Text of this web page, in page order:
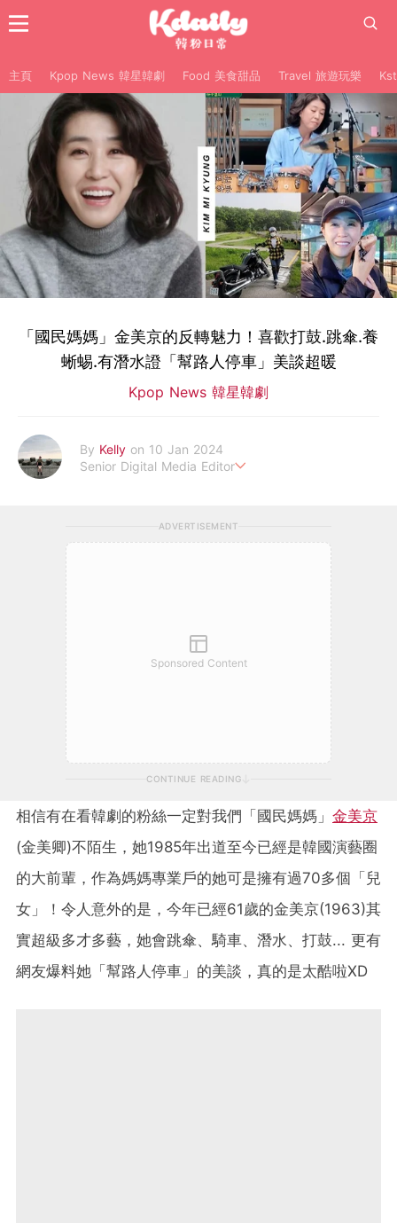
主頁 Kpop News 韓星韓劇 Food 美食甜品 Travel 旅遊玩樂
「國民媽媽」金美京的反轉魅力！喜歡打鼓.跳傘.養
蜥蜴.有潛水證「幫路人停車」美談超暖
Kpop News 韓星韓劇
By Kelly on 10 Jan 2024
Senior Digital Media Editor
ADVERTISEMENT
Sponsored Content
CONTINUE READING
相信有在看韓劇的粉絲一定對我們「國民媽媽」 金美京
(金美卿)不陌生，她1985年出道至今已經是韓國演藝圈
的大前輩，作為媽媽專業戶的她可是擁有過70多個「兒
女」！令人意外的是，今年已經61歲的金美京(1963)其
實超級多才多藝，她會跳傘、騎車、潛水、打鼓... 更有
網友爆料她「幫路人停車」的美談，真的是太酷啦XD